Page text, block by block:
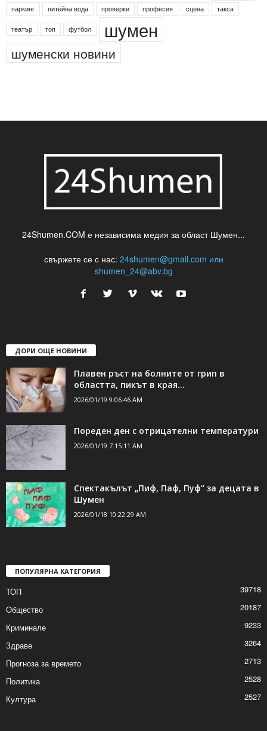
паркинг питейна вода проверки професия сцена такса
театър топ футбол шумен
шуменски новини
24Shumen.COM е независима медия за област Шумен...
свържете се с нас: 24shumen@gmail.com или
shumen_24@abv.bg
ДОРИ ОЩЕ НОВИНИ
Плавен ръст на болните от грип в
областта, пикът в края...
2026/01/19 9:06:46 AM
Пореден ден с отрицателни температури
2026/01/19 7:15:11 AM
Спектакълът „Пиф, Паф, Пуф“ за децата в
Шумен
2026/01/18 10:22:29 AM
ПОПУЛЯРНА КАТЕГОРИЯ
ТОП
39718
Общество
20187
Криминале
9233
Здраве
3264
Прогноза за времето
2713
Политика
2528
Култура
2527